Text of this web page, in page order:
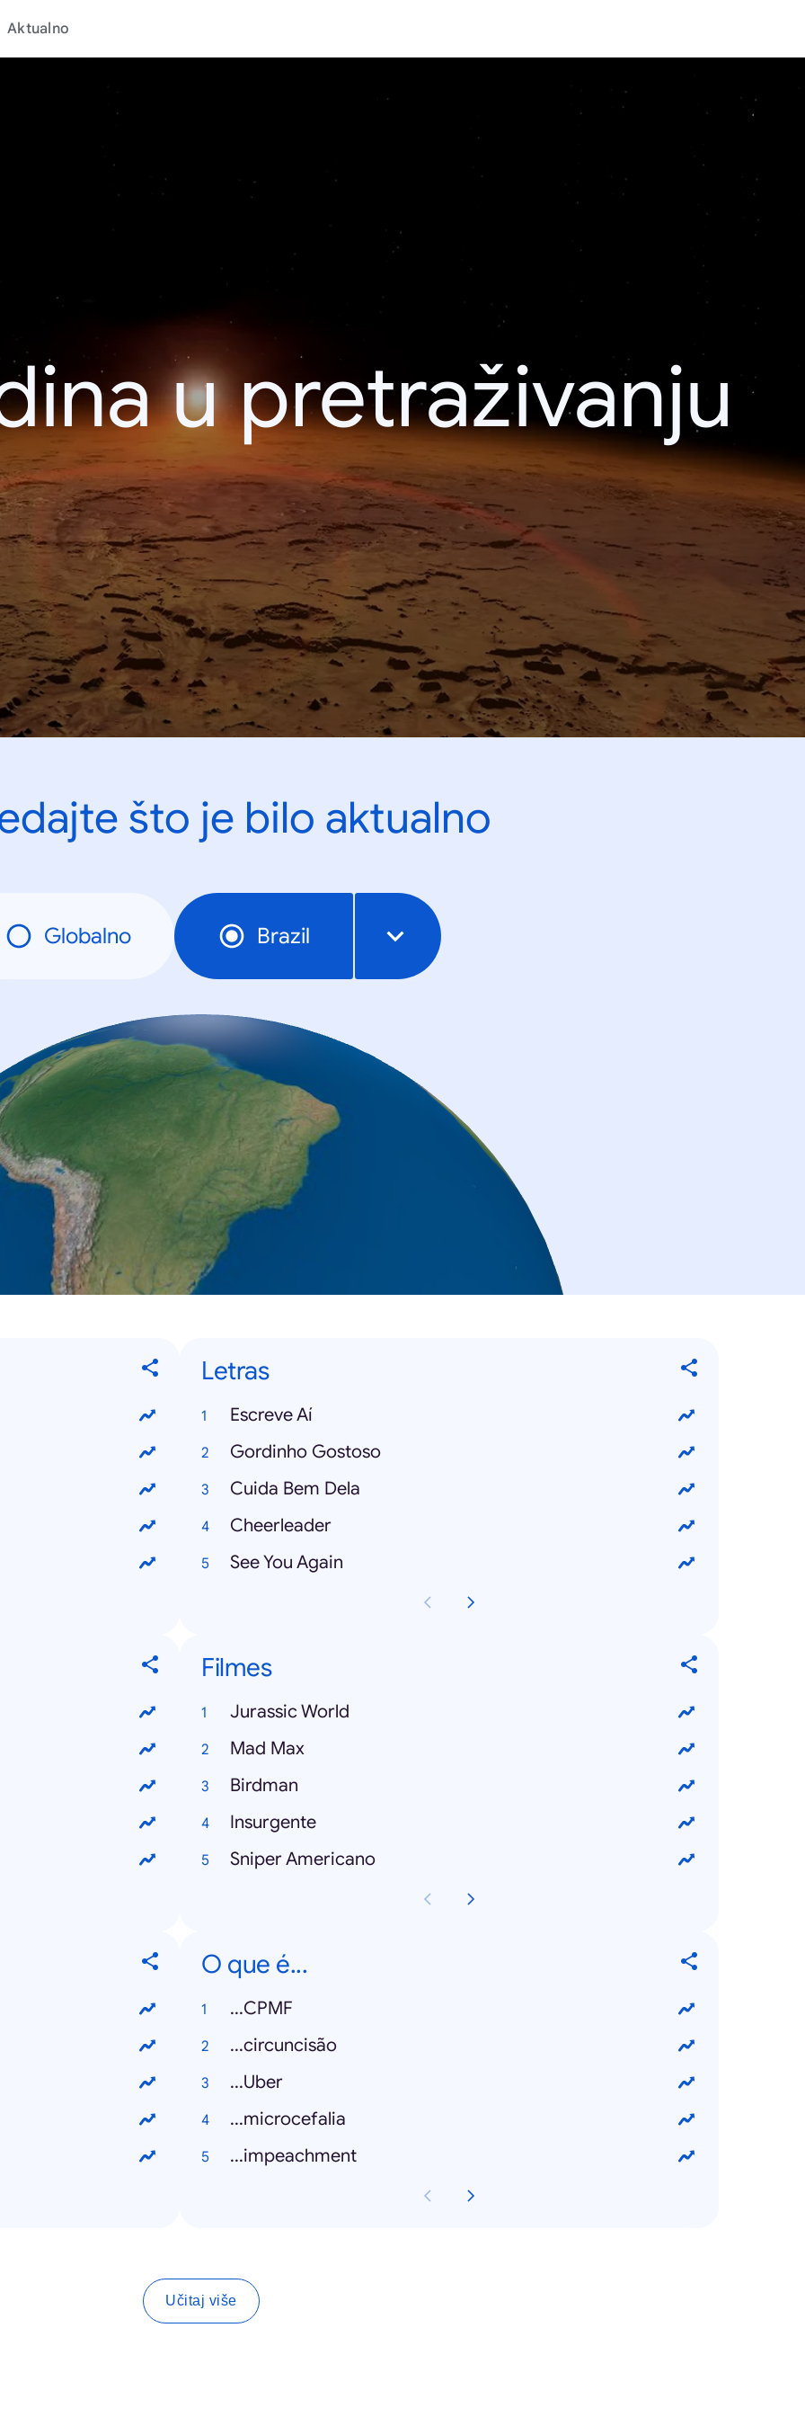
Aktualno
u pretraživanju
što je bilo aktualno
Globalno Brazil
Letras
Escreve Aí
Gordinho Gostoso
Cuida Bem Dela
Cheerleader
See You Again
Filmes
Jurassic World
Mad Max
Birdman
Insurgente
Sniper Americano
O que é...
...CPMF
...circuncisão
...Uber
...microcefalia
...impeachment
Učitaj više